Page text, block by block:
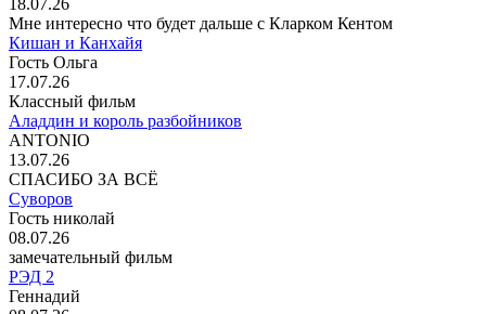
18.07.26
Мне интересно что будет дальше с Кларком Кентом
Кишан и Канхайя
Гость Ольга
17.07.26
Классный фильм
Аладдин и король разбойников
ANTONIO
13.07.26
СПАСИБО ЗА ВСЁ
Суворов
Гость николай
08.07.26
замечательный фильм
РЭД 2
Геннадий